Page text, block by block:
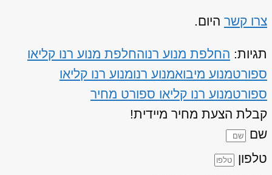
צרו קשר היום.
תגיות: החלפת מנוע רנוהחלפת מנוע רנו קליאו
ספורטמנוע מיבואמנוע רנומנוע רנו קליאו
ספורטמנוע רנו קליאו ספורט מחיר
קבלת הצעת מחיר מיידית!
שם
טלפון